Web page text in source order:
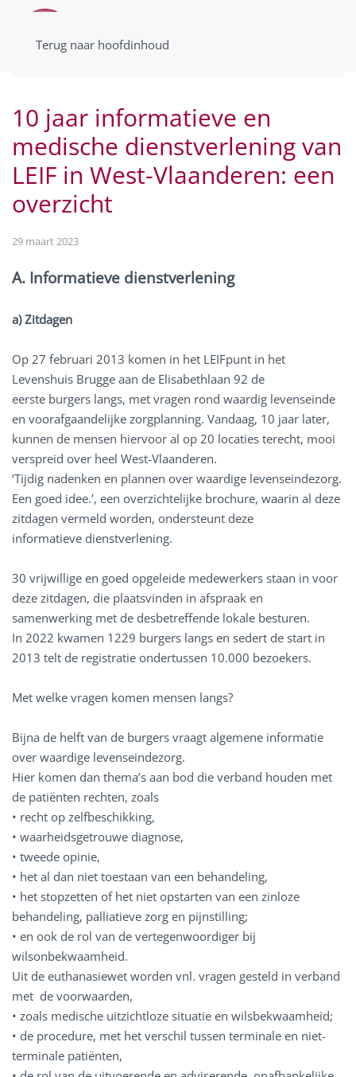
Terug naar hoofdinhoud
10 jaar informatieve en
medische dienstverlening van
LEIF in West-Vlaanderen: een
overzicht
29 maart 2023
A. Informatieve dienstverlening
a) Zitdagen
Op 27 februari 2013 komen in het LEIFpunt in het
Levenshuis Brugge aan de Elisabethlaan 92 de
eerste burgers langs, met vragen rond waardig levenseinde
en voorafgaandelijke zorgplanning. Vandaag, 10 jaar later,
kunnen de mensen hiervoor al op 20 locaties terecht, mooi
verspreid over heel West-Vlaanderen.
‘Tijdig nadenken en plannen over waardige levenseindezorg.
Een goed idee.’, een overzichtelijke brochure, waarin al deze
zitdagen vermeld worden, ondersteunt deze
informatieve dienstverlening.
30 vrijwillige en goed opgeleide medewerkers staan in voor
deze zitdagen, die plaatsvinden in afspraak en
samenwerking met de desbetreffende lokale besturen.
In 2022 kwamen 1229 burgers langs en sedert de start in
2013 telt de registratie ondertussen 10.000 bezoekers.
Met welke vragen komen mensen langs?
Bijna de helft van de burgers vraagt algemene informatie
over waardige levenseindezorg.
Hier komen dan thema’s aan bod die verband houden met
de patiënten rechten, zoals
• recht op zelfbeschikking,
• waarheidsgetrouwe diagnose,
• tweede opinie,
• het al dan niet toestaan van een behandeling,
• het stopzetten of het niet opstarten van een zinloze
behandeling, palliatieve zorg en pijnstilling;
• en ook de rol van de vertegenwoordiger bij
wilsonbekwaamheid.
Uit de euthanasiewet worden vnl. vragen gesteld in verband
met de voorwaarden,
• zoals medische uitzichtloze situatie en wilsbekwaamheid;
• de procedure, met het verschil tussen terminale en niet-
terminale patiënten,